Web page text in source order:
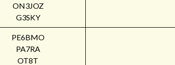
ON3JOZ
G3SKY
PE6BMO
PA7RA
OT8T